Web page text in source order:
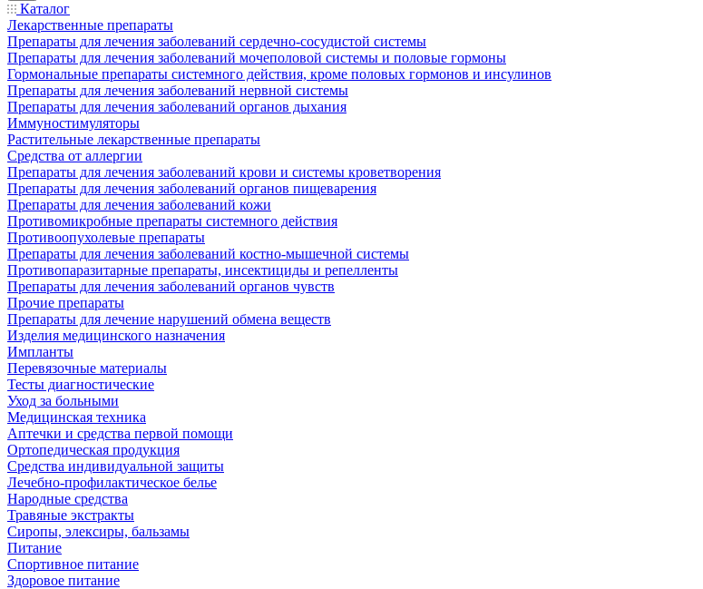
Каталог
Лекарственные препараты
Препараты для лечения заболеваний сердечно-сосудистой системы
Препараты для лечения заболеваний мочеполовой системы и половые гормоны
Гормональные препараты системного действия, кроме половых гормонов и инсулинов
Препараты для лечения заболеваний нервной системы
Препараты для лечения заболеваний органов дыхания
Иммуностимуляторы
Растительные лекарственные препараты
Средства от аллергии
Препараты для лечения заболеваний крови и системы кроветворения
Препараты для лечения заболеваний органов пищеварения
Препараты для лечения заболеваний кожи
Противомикробные препараты системного действия
Противоопухолевые препараты
Препараты для лечения заболеваний костно-мышечной системы
Противопаразитарные препараты, инсектициды и репелленты
Препараты для лечения заболеваний органов чувств
Прочие препараты
Препараты для лечение нарушений обмена веществ
Изделия медицинского назначения
Импланты
Перевязочные материалы
Тесты диагностические
Уход за больными
Медицинская техника
Аптечки и средства первой помощи
Ортопедическая продукция
Средства индивидуальной защиты
Лечебно-профилактическое белье
Народные средства
Травяные экстракты
Сиропы, элексиры, бальзамы
Питание
Спортивное питание
Здоровое питание